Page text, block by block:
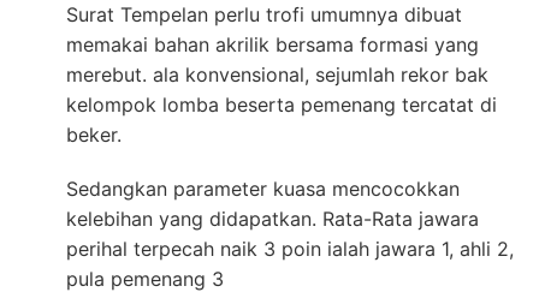
Surat Tempelan perlu trofi umumnya dibuat
memakai bahan akrilik bersama formasi yang
merebut. ala konvensional, sejumlah rekor bak
kelompok lomba beserta pemenang tercatat di
beker.
Sedangkan parameter kuasa mencocokkan
kelebihan yang didapatkan. Rata-Rata jawara
perihal terpecah naik 3 poin ialah jawara 1, ahli 2,
pula pemenang 3